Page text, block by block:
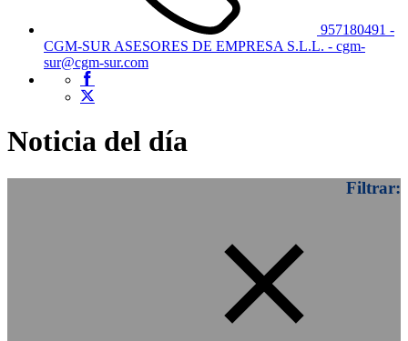
957180491 -
CGM-SUR ASESORES DE EMPRESA S.L.L. - cgm-
sur@cgm-sur.com
Noticia del día
Filtrar: